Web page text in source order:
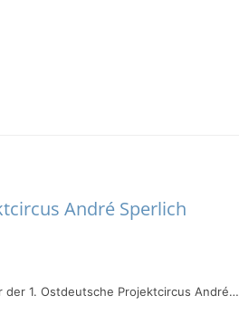
André Sperlich
der 1. Ostdeutsche Projektcircus André…